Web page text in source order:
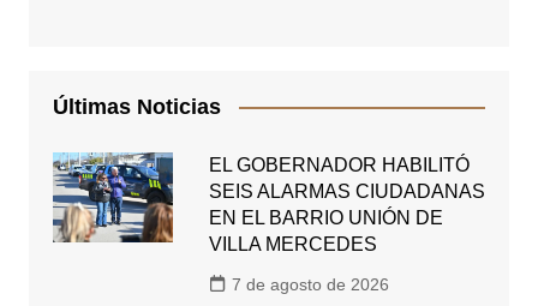
Últimas Noticias
EL GOBERNADOR HABILITÓ
SEIS ALARMAS CIUDADANAS
EN EL BARRIO UNIÓN DE
VILLA MERCEDES
7 de agosto de 2026